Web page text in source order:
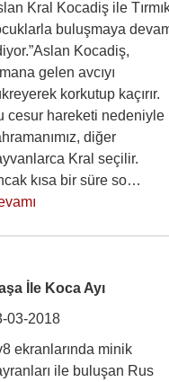
Kral Kocadiş ile
buluşmaya
Kocadiş,
gelen avcıyı
korkutup kaçırır.
cesur hareketi nedeniyle
diğer
Kral seçilir.
kısa bir süre so…
İle Koca Ayı
03-2018
ekranlarında minik
ile buluşan Rus